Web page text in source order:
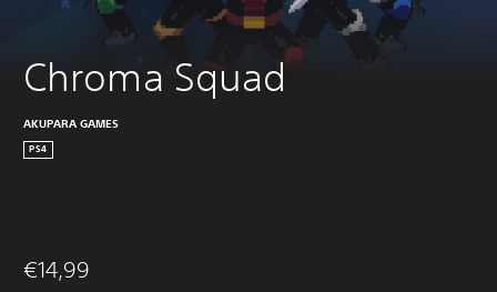
Chroma Squad
AKUPARA GAMES
PS4
€14,99